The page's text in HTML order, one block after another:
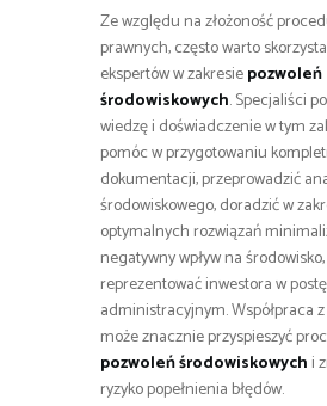
Ze względu na złożoność
prawnych, często warto
ekspertów w zakresiepozwoleń
środowiskowych. Specjaliści
wiedzę i doświadczenie w tym
pomóc w przygotowaniu
dokumentacji, przeprowadzić
środowiskowego, doradzić w
optymalnych rozwiązań
negatywny wpływ na
reprezentować inwestora w
administracyjnym. Współpraca
może znacznie przyspieszyć
pozwoleń środowiskowych i
ryzyko popełnienia błędów.